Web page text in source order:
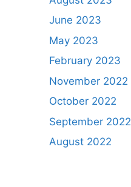
June 2023
May 2023
February 2023
November 2022
October 2022
September 2022
August 2022